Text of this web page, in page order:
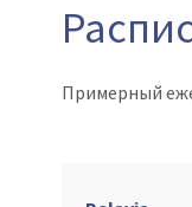
Примерный